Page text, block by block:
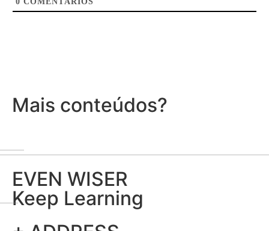
Mais conteúdos?
EVEN WISER
Keep Learning